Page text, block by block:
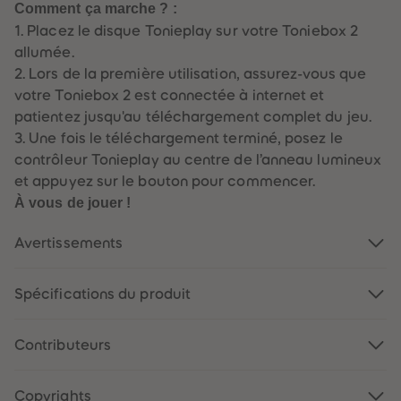
Comment ça marche ? :
1. Placez le disque Tonieplay sur votre Toniebox 2
allumée.
2. Lors de la première utilisation, assurez-vous que
votre Toniebox 2 est connectée à internet et
patientez jusqu'au téléchargement complet du jeu.
3. Une fois le téléchargement terminé, posez le
contrôleur Tonieplay au centre de l’anneau lumineux
et appuyez sur le bouton pour commencer.
À vous de jouer !
Avertissements
Spécifications du produit
Contributeurs
Copyrights